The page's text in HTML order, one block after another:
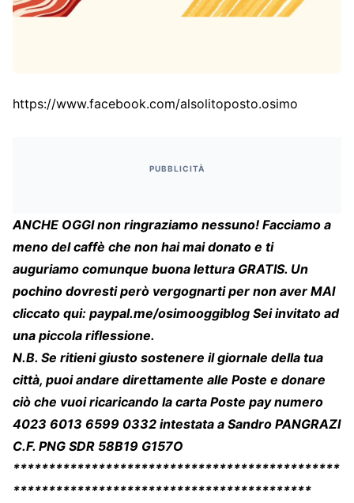
https://www.facebook.com/alsolitoposto.osimo
PUBBLICITÀ
ANCHE OGGI non ringraziamo nessuno! Facciamo a
meno del caffè che non hai mai donato e ti
auguriamo comunque buona lettura GRATIS. Un
pochino dovresti però vergognarti per non aver MAI
cliccato qui: paypal.me/osimooggiblog Sei invitato ad
una piccola riflessione.
N.B. Se ritieni giusto sostenere il giornale della tua
città, puoi andare direttamente alle Poste e donare
ciò che vuoi ricaricando la carta Poste pay numero
4023 6013 6599 0332 intestata a Sandro PANGRAZI
C.F. PNG SDR 58B19 G157O
**********************************************
******************************************